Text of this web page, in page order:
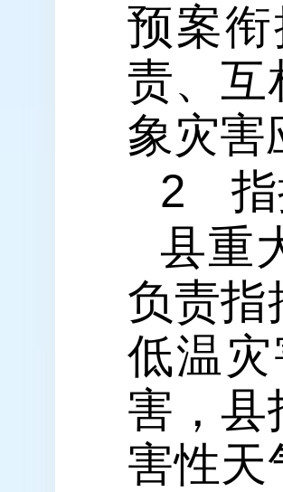
预案
责、互
象灾害
2 指
县重
负责指
低温
害，县
害性天